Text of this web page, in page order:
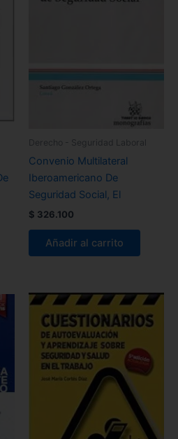
Derecho - Seguridad Laboral
Convenio Multilateral
Iberoamericano De
Seguridad Social, El
$ 326.100
Añadir al carrito